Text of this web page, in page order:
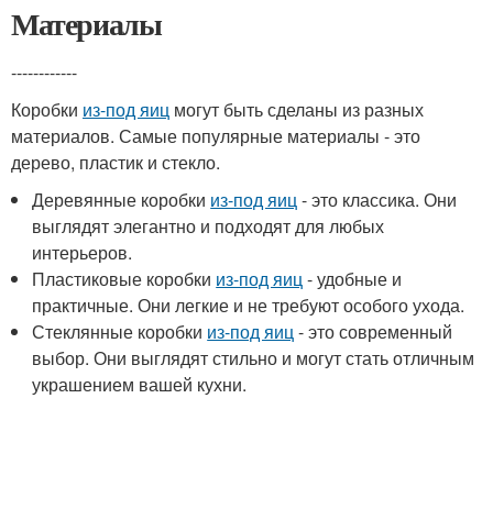
Материалы
------------
Коробки из-под яиц могут быть сделаны из разных
материалов. Самые популярные материалы - это
дерево, пластик и стекло.
Деревянные коробки из-под яиц- это классика. Они
выглядят элегантно и подходят для любых
интерьеров.
Пластиковые коробки из-под яиц- удобные и
практичные. Они легкие и не требуют особого ухода.
Стеклянные коробки из-под яиц- это современный
выбор. Они выглядят стильно и могут стать отличным
украшением вашей кухни.